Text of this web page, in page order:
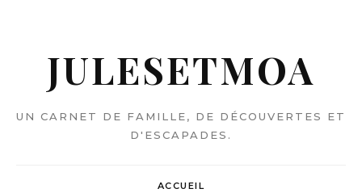
JULESETMOA
UN CARNET DE FAMILLE, DE DÉCOUVERTES ET
D'ESCAPADES.
ACCUEIL